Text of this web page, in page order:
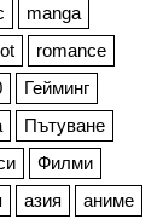
manga
romance
Гейминг
Пътуване
Филми
азия
аниме